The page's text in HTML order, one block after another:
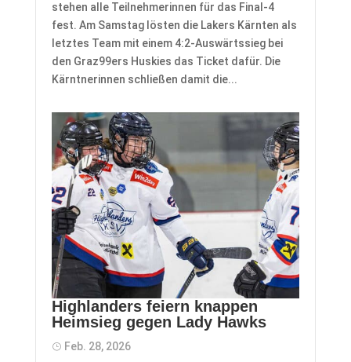
stehen alle Teilnehmerinnen für das Final-4
fest. Am Samstag lösten die Lakers Kärnten als
letztes Team mit einem 4:2-Auswärtssieg bei
den Graz99ers Huskies das Ticket dafür. Die
Kärntnerinnen schließen damit die...
Highlanders feiern knappen
Heimsieg gegen Lady Hawks
Feb. 28, 2026